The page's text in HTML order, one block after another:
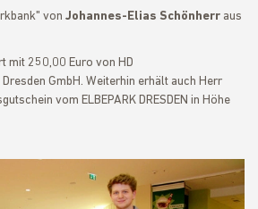
von Johannes-Elias Schönherr aus
mit 250,00 Euro von HD
GmbH. Weiterhin erhält auch Herr
vom ELBEPARK DRESDEN in Höhe